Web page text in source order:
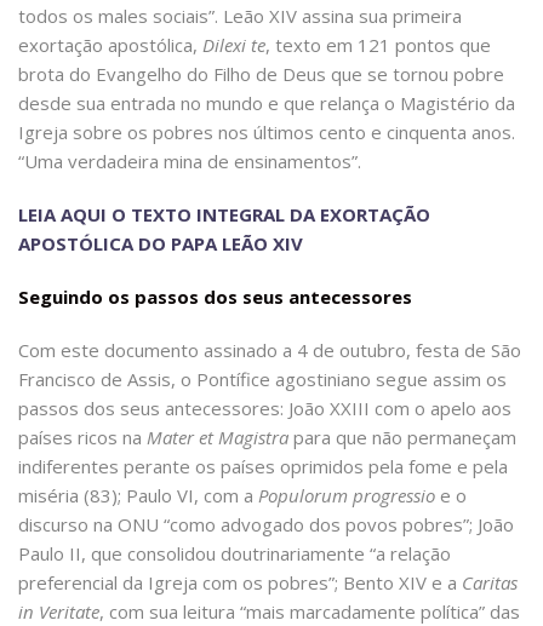
todos os males sociais”. Leão XIV assina sua primeira
exortação apostólica, Dilexi te, texto em 121 pontos que
brota do Evangelho do Filho de Deus que se tornou pobre
desde sua entrada no mundo e que relança o Magistério da
Igreja sobre os pobres nos últimos cento e cinquenta anos.
“Uma verdadeira mina de ensinamentos”.
LEIA AQUI O TEXTO INTEGRAL DA EXORTAÇÃO
APOSTÓLICA DO PAPA LEÃO XIV
Seguindo os passos dos seus antecessores
Com este documento assinado a 4 de outubro, festa de São
Francisco de Assis, o Pontífice agostiniano segue assim os
passos dos seus antecessores: João XXIII com o apelo aos
países ricos na Mater et Magistra para que não permaneçam
indiferentes perante os países oprimidos pela fome e pela
miséria (83); Paulo VI, com a Populorum progressio e o
discurso na ONU “como advogado dos povos pobres”; João
Paulo II, que consolidou doutrinariamente “a relação
preferencial da Igreja com os pobres”; Bento XIV e a Caritas
in Veritate, com sua leitura “mais marcadamente política” das